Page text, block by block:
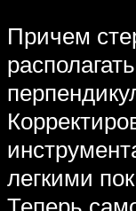
Причем
легкими